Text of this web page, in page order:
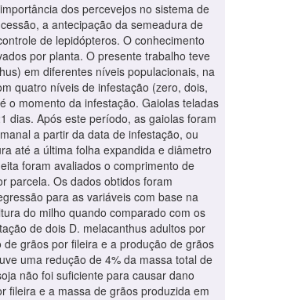
dos percevejos no sistema de
a antecipação da semeadura de
de lepidópteros. O conhecimento
por planta. O presente trabalho teve
em diferentes níveis populacionais, na
quatro níveis de infestação (zero, dois,
o momento da infestação. Gaiolas teladas
dias. Após este período, as gaiolas foram
a partir da data de infestação, ou
até a última folha expandida e diâmetro
foram avaliados o comprimento de
parcela. Os dados obtidos foram
para as variáveis com base na
do milho quando comparado com os
de dois D. melacanthus adultos por
grãos por fileira e a produção de grãos
uma redução de 4% da massa total de
não foi suficiente para causar dano
fileira e a massa de grãos produzida em